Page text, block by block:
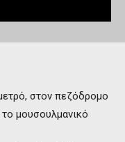
στον πεζόδρομο
μουσουλμανικό